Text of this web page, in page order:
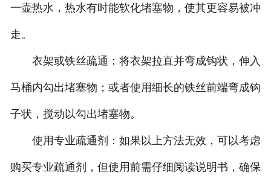
一壶热水，热水有时能软化堵塞物，使其更容易被冲
走。
‌衣架或铁丝疏通‌：将衣架拉直并弯成钩状，伸入
马桶内勾出堵塞物；或者使用细长的铁丝前端弯成钩
子状，搅动以勾出堵塞物。‌
‌使用专业疏通剂‌：如果以上方法无效，可以考虑
购买专业疏通剂，但使用前需仔细阅读说明书，确保